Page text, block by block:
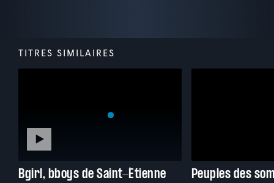
TITRES SIMILAIRES
Bgirl, bboys de Saint-Étienne Peuples des